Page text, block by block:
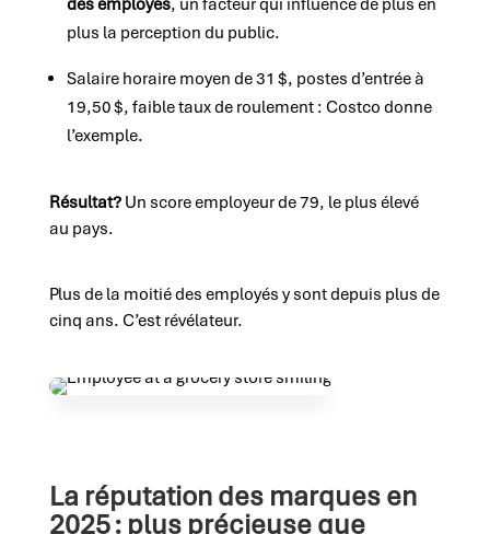
des employés, un facteur qui influence de plus en
plus la perception du public.
Salaire horaire moyen de 31 $, postes d’entrée à
19,50$, faible taux de roulement : Costco donne
l’exemple.
Résultat?Un score employeur de 79, le plus élevé
au pays.
Plus de la moitié des employés y sont depuis plus de
cinq ans. C’est révélateur.
La réputation des marques en
2025 : plus précieuse que